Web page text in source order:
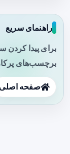
راهنمای سریع
برای پیدا کردن
برچسب‌های
صفحه اصلی